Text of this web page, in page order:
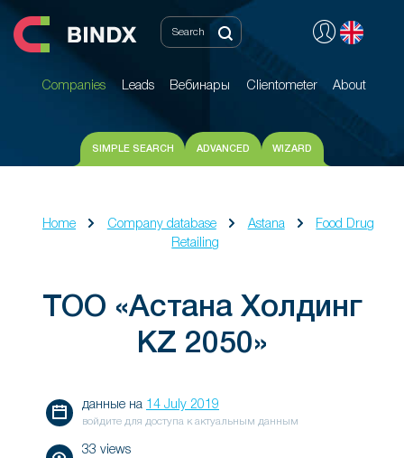
Companies Leads Вебинары Clientometer About
Companies Leads Вебинары Clientometer About
SIMPLE SEARCH ADVANCED WIZARD
Home Company database Astana
Food Drug
Retailing
ТОО «Астана Холдинг
KZ 2050»
данные на 14 July 2019
войдите для доступа к актуальным данным
33 views